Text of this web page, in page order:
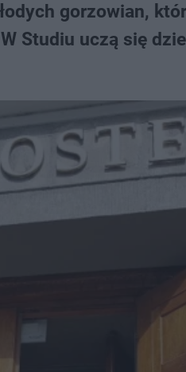
gorzowian,
Studiu uczą się